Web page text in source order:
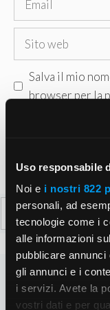
Uso responsabile
Noi e i nostri 822
personali, ad
tecnologie come i
alle informazioni
pubblicare
gli annunci e i
i servizi. Avete la
vostri dati e per
Sito
Salva il mio
browser per la
Ricerca
per: